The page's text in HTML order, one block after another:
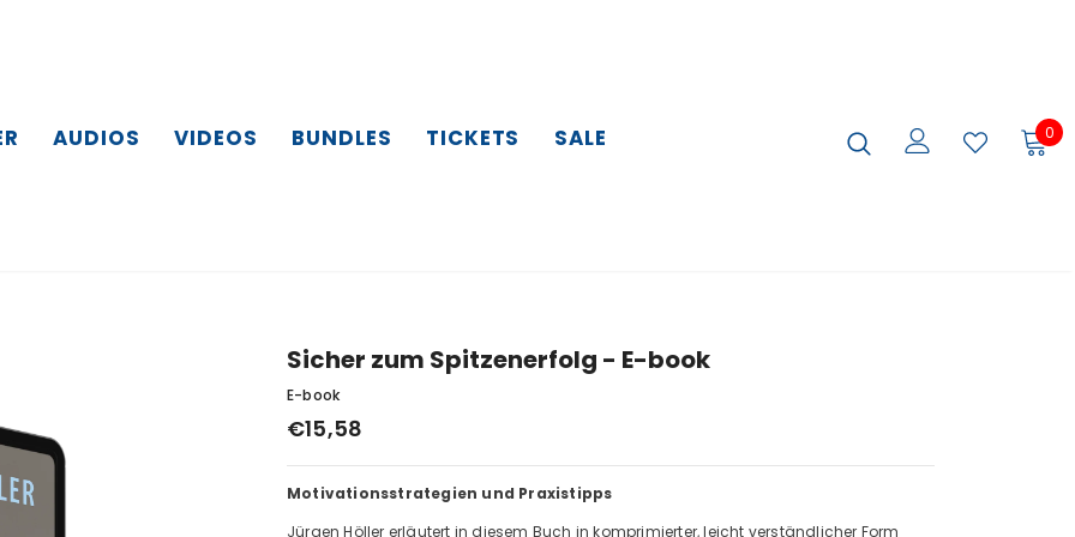
AUDIOS VIDEOS BUNDLES TICKETS SALE 0
Sicher zum Spitzenerfolg - E-book
E-book
€15,58
Motivationsstrategien und Praxistipps
Jürgen Höller erläutert in diesem Buch in komprimierter, leicht verständlicher Form